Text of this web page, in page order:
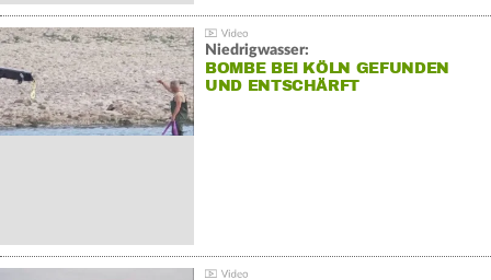
Niedrigwasser:
BOMBE BEI KÖLN GEFUNDEN
UND ENTSCHÄRFT